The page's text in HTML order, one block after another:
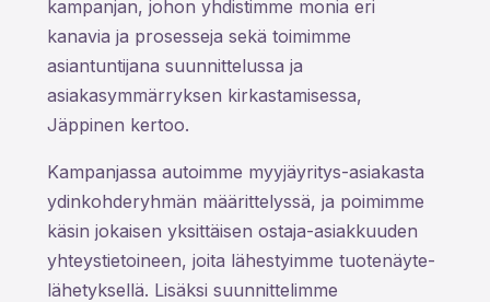
kampanjan, johon yhdistimme monia eri
kanavia ja prosesseja sekä toimimme
asiantuntijana suunnittelussa ja
asiakasymmärryksen kirkastamisessa,
Jäppinen kertoo.
Kampanjassa autoimme myyjäyritys-asiakasta
ydinkohderyhmän määrittelyssä, ja poimimme
käsin jokaisen yksittäisen ostaja-asiakkuuden
yhteystietoineen, joita lähestyimme tuotenäyte-
lähetyksellä. Lisäksi suunnittelimme